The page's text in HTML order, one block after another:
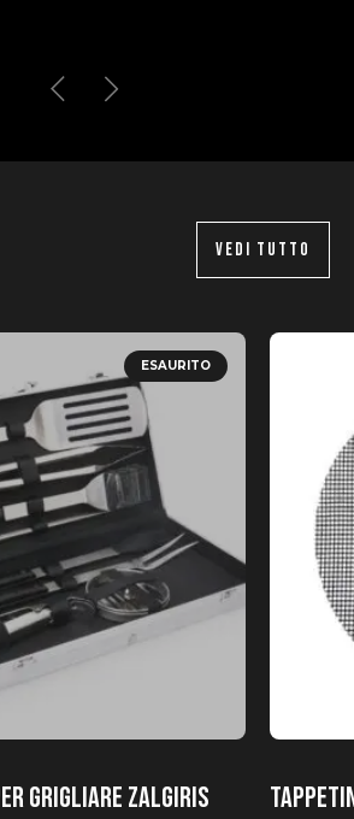
VEDI TUTTO
ESAURITO
grigliare Zalgiris